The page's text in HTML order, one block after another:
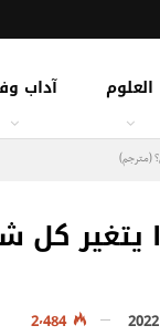
العلوم آداب
(مترجم)
كل
2٬484